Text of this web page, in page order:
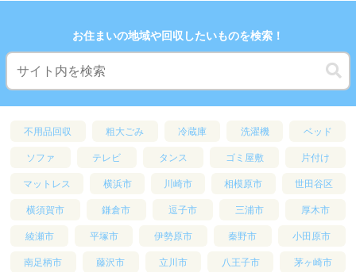
お住まいの地域や回収したいものを検索！
不用品回収 粗大ごみ 冷蔵庫 洗濯機 ベッド
ソファ テレビ タンス ゴミ屋敷 片付け
マットレス 横浜市 川崎市 相模原市 世田谷区
横須賀市 鎌倉市 逗子市 三浦市 厚木市
綾瀬市 平塚市 伊勢原市 秦野市 小田原市
南足柄市 藤沢市 立川市 八王子市 茅ヶ崎市